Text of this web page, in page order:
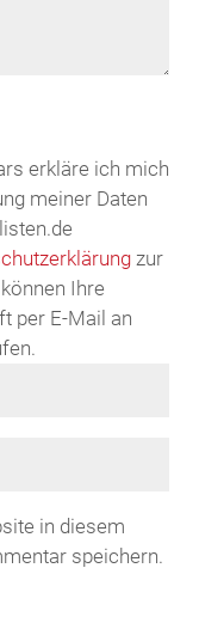
erkläre ich mich
meiner Daten
zur
Ihre
per E-Mail an
in diesem
speichern.